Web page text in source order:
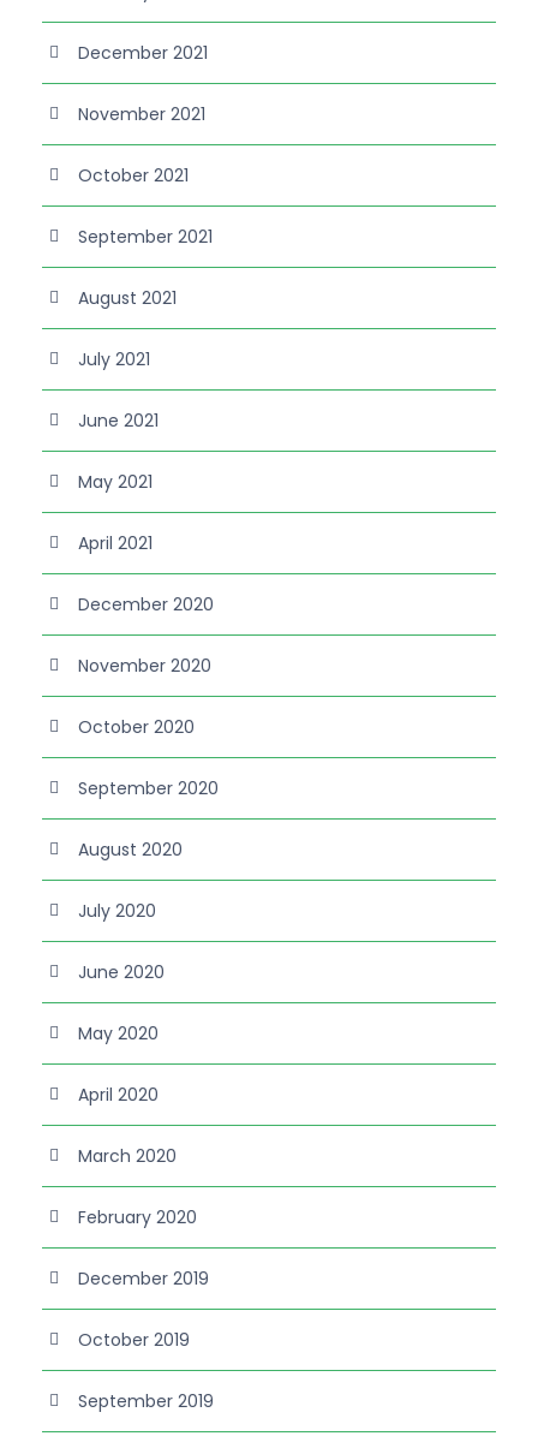
December 2021
November 2021
October 2021
September 2021
August 2021
July 2021
June 2021
May 2021
April 2021
December 2020
November 2020
October 2020
September 2020
August 2020
July 2020
June 2020
May 2020
April 2020
March 2020
February 2020
December 2019
October 2019
September 2019